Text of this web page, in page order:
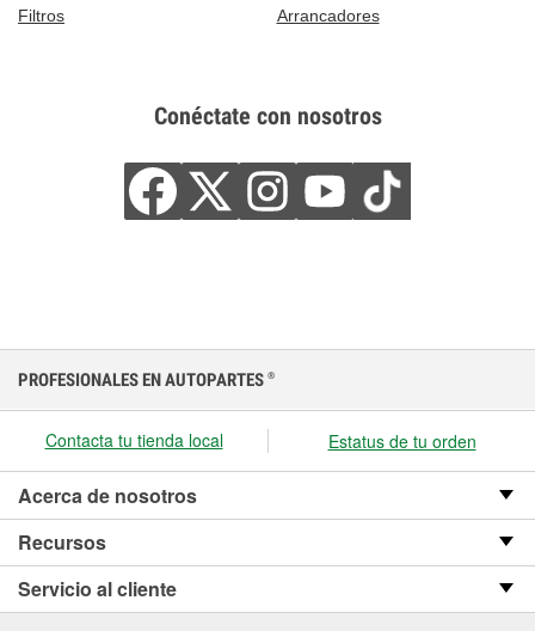
Filtros
Arrancadores
Conéctate con nosotros
PROFESIONALES EN AUTOPARTES ®
Contacta tu tienda local Estatus de tu orden
Acerca de nosotros
Recursos
Servicio al cliente